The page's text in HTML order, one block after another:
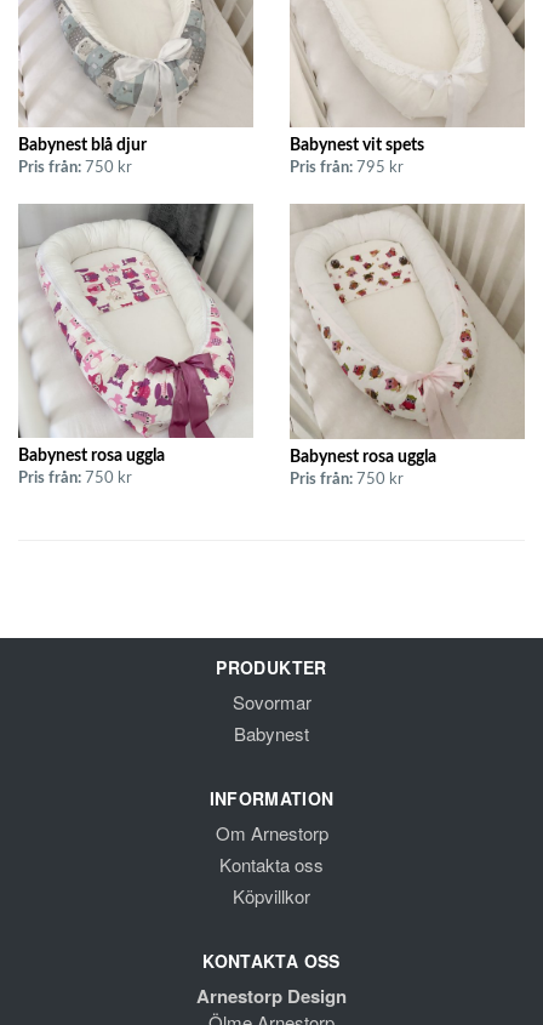
Babynest blå djur
Pris från: 750 kr
Babynest vit spets
Pris från: 795 kr
Babynest rosa uggla
Pris från: 750 kr
Babynest rosa uggla
Pris från: 750 kr
PRODUKTER
Sovormar
Babynest
INFORMATION
Om Arnestorp
Kontakta oss
Köpvillkor
KONTAKTA OSS
Arnestorp Design